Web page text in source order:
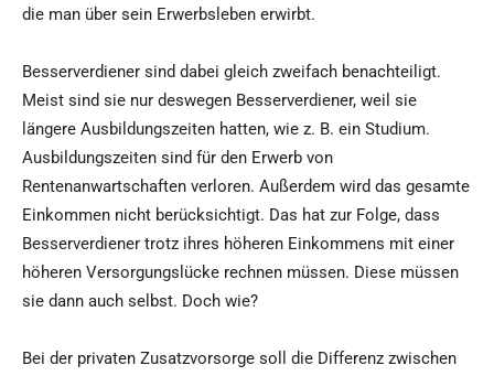
die man über sein Erwerbsleben erwirbt.
Besserverdiener sind dabei gleich zweifach benachteiligt.
Meist sind sie nur deswegen Besserverdiener, weil sie
längere Ausbildungszeiten hatten, wie z. B. ein Studium.
Ausbildungszeiten sind für den Erwerb von
Rentenanwartschaften verloren. Außerdem wird das gesamte
Einkommen nicht berücksichtigt. Das hat zur Folge, dass
Besserverdiener trotz ihres höheren Einkommens mit einer
höheren Versorgungslücke rechnen müssen. Diese müssen
sie dann auch selbst. Doch wie?
Bei der privaten Zusatzvorsorge soll die Differenz zwischen